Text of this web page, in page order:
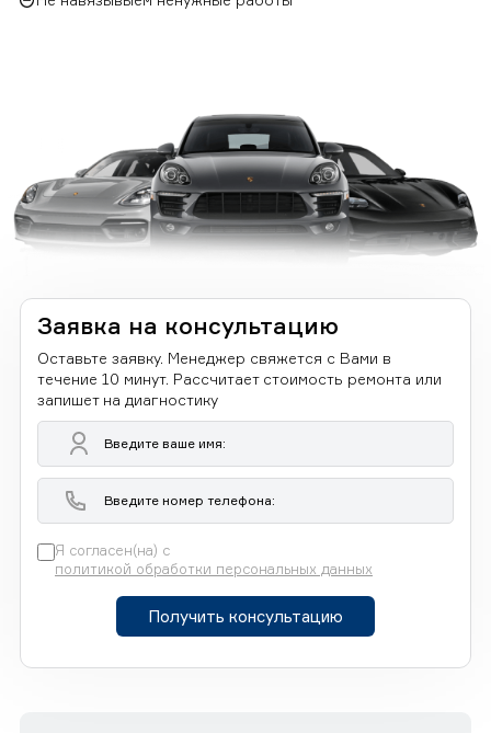
Заявка на консультацию
Оставьте заявку. Менеджер свяжется с Вами в
течение 10 минут. Рассчитает стоимость ремонта или
запишет на диагностику
Я согласен(на) с
политикой обработки персональных данных
Получить консультацию